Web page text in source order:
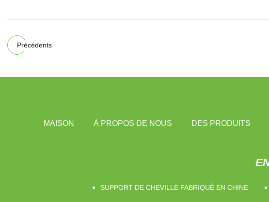
Précédents
MAISON À PROPOS DE NOUS DES PRODUITS
SUPPORT DE CHEVILLE FABRIQUÉ EN CHINE